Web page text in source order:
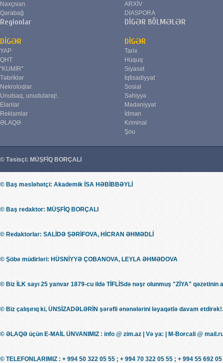
Naxçıvan
Qarabağ
Regionlar
ARXİV
DİASPORA
DİGƏR BÖLMƏLƏR
DİGƏR
YAP
QHT
"KUMİR"
Təbriklər
Nekroloqlar
Unutsaq, unudularıq!..
Elanlar
Reklamlar
ƏLAQƏ
DİGƏR
Tarix
Hüquq
Siyasət
İqtisadiyyat
Sosial
Səhiyyə
Mədəniyyət
İdman
Kriminal
Şou
© Təsisçi: MÜŞFİQ BORÇALI
© Baş məsləhətçi: Akademik İSA HƏBİBBƏYLİ
© Baş redaktor: MÜŞFİQ BORÇALI
© Redaktorlar: SALİDƏ ŞƏRİFOVA, HİCRAN ƏHMƏDLİ
© Şöbə müdirləri: HÜSNİYYƏ ÇOBANOVA, LEYLA ƏHMƏDOVA
© Biz İLK sayı 25 yanvar 1879-cu ildə TİFLİSdə nəşr olunmuş "ZİYA" qəzetinin
© Biz çalışırıq ki, ÜNSİZADƏLƏRİN şərəfli ənənələrini ləyaqətlə davam
© ƏLAQƏ üçün E-MAİL ÜNVANIMIZ : info @ zim.az | Və ya: | M-Borcali @
© TELEFONLARIMIZ : + 994 50 322 05 55 ; + 994 70 322 05 55 ; + 994 55 692